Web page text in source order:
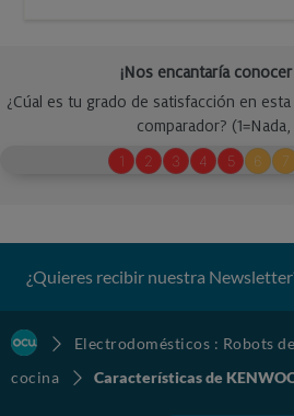
¿Quieres recibir nuestra
Electrodomésticos : Robots
cocina
Características de